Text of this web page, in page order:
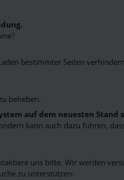
bestimmter Seiten
beheben.
auf dem neuesten Stand
kann auch dazu führen,
uns bitte. Wir werden
zu unterstützen: